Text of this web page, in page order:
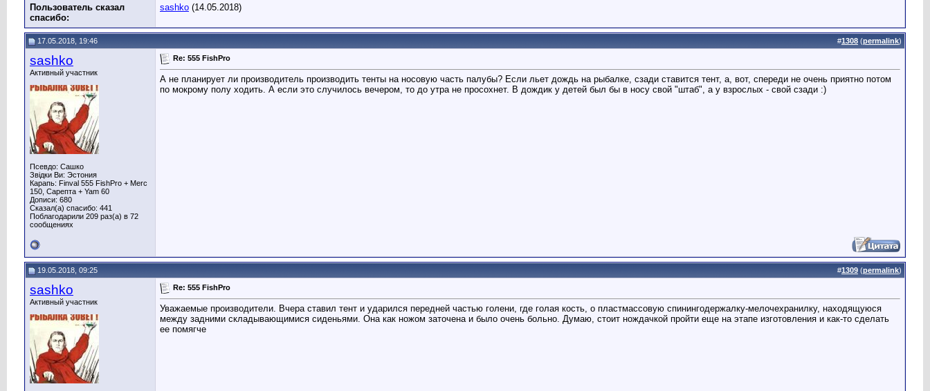
Пользователь сказал
cпасибо:
sashko (14.05.2018)
17.05.2018, 19:46 #1308 (permalink)
sashko
Активный участник
Псевдо: Сашко
Звідки Ви: Эстония
Карапь: Finval 555 FishPro + Merc
150, Сарепта + Yam 60
Дописи: 680
Сказал(а) спасибо: 441
Поблагодарили 209 раз(а) в 72
сообщениях
Re: 555 FishPro
А не планирует ли производитель производить тенты на носовую часть палубы? Если льет дождь на рыбалке, сзади ставится тент, а, вот, спереди не очень приятно потом
по мокрому полу ходить. А если это случилось вечером, то до утра не просохнет. В дождик у детей был бы в носу свой "штаб", а у взрослых - свой сзади :)
19.05.2018, 09:25 #1309 (permalink)
sashko
Активный участник
Re: 555 FishPro
Уважаемые производители. Вчера ставил тент и ударился передней частью голени, где голая кость, о пластмассовую спинингодержалку-мелочехранилку, находящуюся
между задними складывающимися сиденьями. Она как ножом заточена и было очень больно. Думаю, стоит нождачкой пройти еще на этапе изготовления и как-то сделать
ее помягче